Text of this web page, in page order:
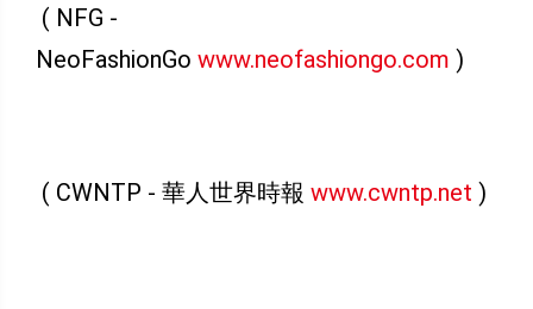
( NFG -
NeoFashionGo www.neofashiongo.com )
( CWNTP - 華人世界時報 www.cwntp.net )